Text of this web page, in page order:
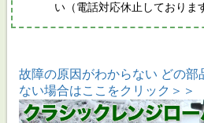
い（電話対応休止しておりま
故障の原因がわからない どの部
ない場合はここをクリック＞＞